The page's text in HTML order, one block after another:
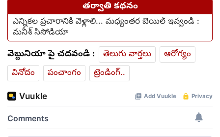
తర్వాతి కథనం
ఎన్నికల ప్రచారానికి వెళ్లాలి... మధ్యంతర బెయిల్ ఇవ్వండి :
మనీశ్ సిసోడియా
వెబ్దునియా పై చదవండి : తెలుగు వార్తలు
ఆరోగ్యం
వినోదం
పంచాంగం ట్రెండింగ్..